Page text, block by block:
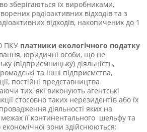
зберігаються їх виробниками,
радіоактивних відходів та з
відходів, накопичених до 1
ПКУ платники екологічного податку
юридичні особи, що не
(підприємницьку) діяльність,
та інші підприємства,
постійні представництва
тих, які виконують агентські
стосовно таких нерезидентів або їх
діяльності яких на
межах її континентального шельфу та
зони здійснюються: